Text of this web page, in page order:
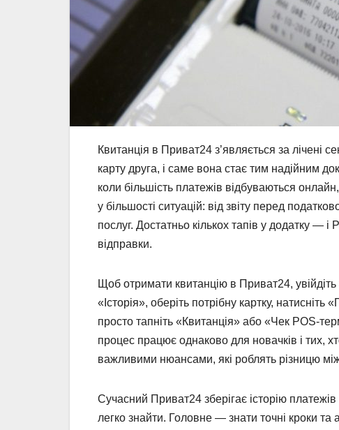
Квитанція в Приват24 з’являється за лічені
карту друга, і саме вона стає тим надійним
коли більшість платежів відбуваються
у більшості ситуацій: від звіту перед
послуг. Достатньо кількох тапів у додатку —
відправки.
Щоб отримати квитанцію в Приват24,
«Історія», оберіть потрібну картку,
просто тапніть «Квитанція» або «Чек POS-
процес працює однаково для новачків і тих,
важливими нюансами, які роблять різницю
Сучасний Приват24 зберігає історію
легко знайти. Головне — знати точні кроки